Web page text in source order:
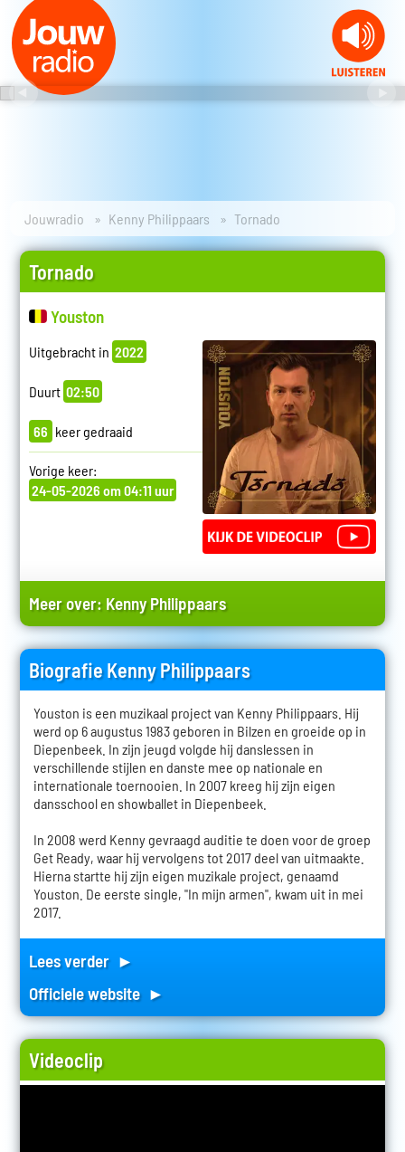
Jouwradio Kenny Philippaars Tornado
Tornado
Youston
Uitgebracht in 2022
Duurt 02:50
66 keer gedraaid
Vorige keer:
24-05-2026 om 04:11 uur
Meer over: Kenny Philippaars
Biografie Kenny Philippaars
Youston is een muzikaal project van Kenny Philippaars. Hij
werd op 6 augustus 1983 geboren in Bilzen en groeide op in
Diepenbeek. In zijn jeugd volgde hij danslessen in
verschillende stijlen en danste mee op nationale en
internationale toernooien. In 2007 kreeg hij zijn eigen
dansschool en showballet in Diepenbeek.
In 2008 werd Kenny gevraagd auditie te doen voor de groep
Get Ready, waar hij vervolgens tot 2017 deel van uitmaakte.
Hierna startte hij zijn eigen muzikale project, genaamd
Youston. De eerste single, "In mijn armen", kwam uit in mei
2017.
Lees verder ►
Officiele website ►
Videoclip